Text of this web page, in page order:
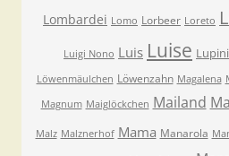
Lombardei Lomo Lorbeer Loreto
Luigi Nono Luis Luise
Löwenmäulchen Löwenzahn Magalena
Magnum Maiglöckchen Mailand
Malz Malznerhof Mama Manarola